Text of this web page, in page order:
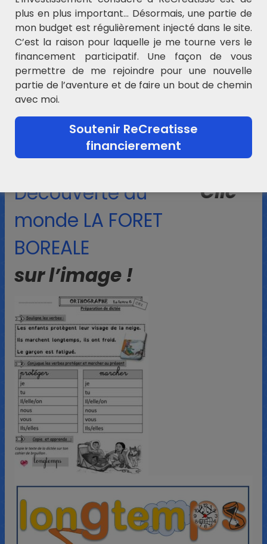
PHRASES :
En lien avec Prisonniers des
loups :
Clic
sur l’image !
plus en plus important… Désormais, une partie de
mon budget est régulièrement injecté dans le site.
C’est la raison pour laquelle je me tourne vers le
financement participatif. Une façon de vous
permettre de me rejoindre pour une nouvelle
partie de l’aventure et de faire un bout de chemin
avec moi.
Soutenir ReCreatisse
financierement